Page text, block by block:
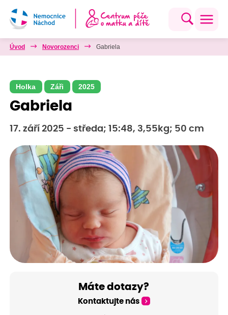
Úvod Novorozenci Gabriela
Holka Záři 2025
Gabriela
17. září 2025 - středa; 15:48, 3,55kg; 50 cm
Máte dotazy?
Kontaktujte nás